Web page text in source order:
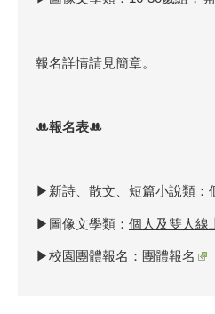
ꔚ報名表ꔚ
▶新詩、散文、短篇小說類：